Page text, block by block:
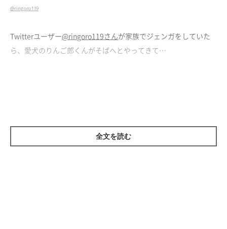
@ringoro119
Twitterユーザー@ringoro119さんが家族でジェンガをしていた
ら、愛犬のりんご郎くんがそばへとやってきて…
全文を読む